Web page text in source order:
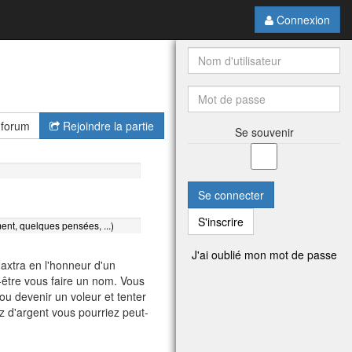
Connexion
Rejoindre la partie
quelques pensées, ...)
en l'honneur d'un
vous faire un nom. Vous
devenir un voleur et tenter
d'argent vous pourriez peut-
Se souvenir
Se connecter
S'inscrire
J'ai oublié mon mot de passe